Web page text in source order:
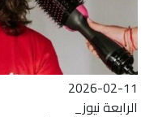
2026-02-11
الرابعة نيوز_